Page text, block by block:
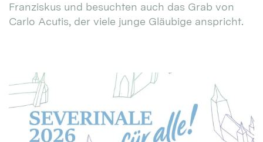
Franziskus und besuchten auch das Grab von
Carlo Acutis, der viele junge Gläubige anspricht.